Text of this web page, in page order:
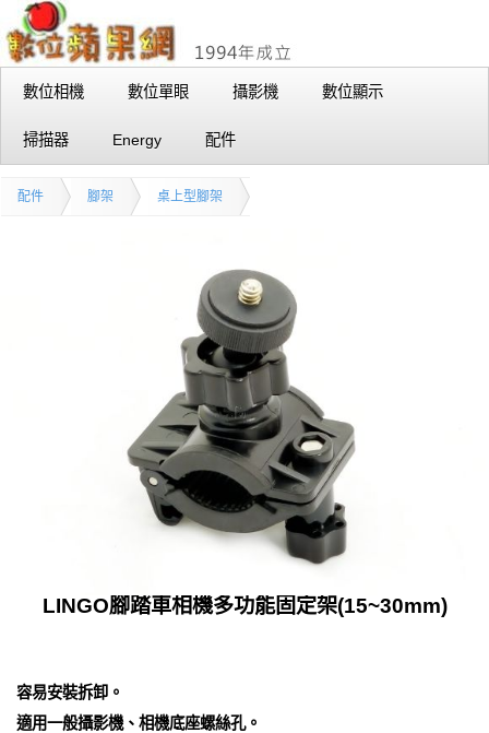
數位相機 數位單眼 攝影機 數位顯示
掃描器 Energy 配件
配件 腳架 桌上型腳架
LINGO腳踏車相機多功能固定架(15~30mm)
容易安裝拆卸。
適用一般攝影機、相機底座螺絲孔。